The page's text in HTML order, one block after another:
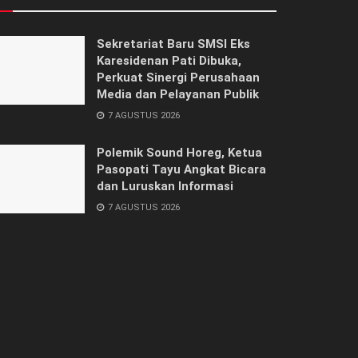
Sekretariat Baru SMSI Eks
Karesidenan Pati Dibuka,
Perkuat Sinergi Perusahaan
Media dan Pelayanan Publik
7 AGUSTUS 2026
Polemik Sound Horeg, Ketua
Pasopati Tayu Angkat Bicara
dan Luruskan Informasi
7 AGUSTUS 2026